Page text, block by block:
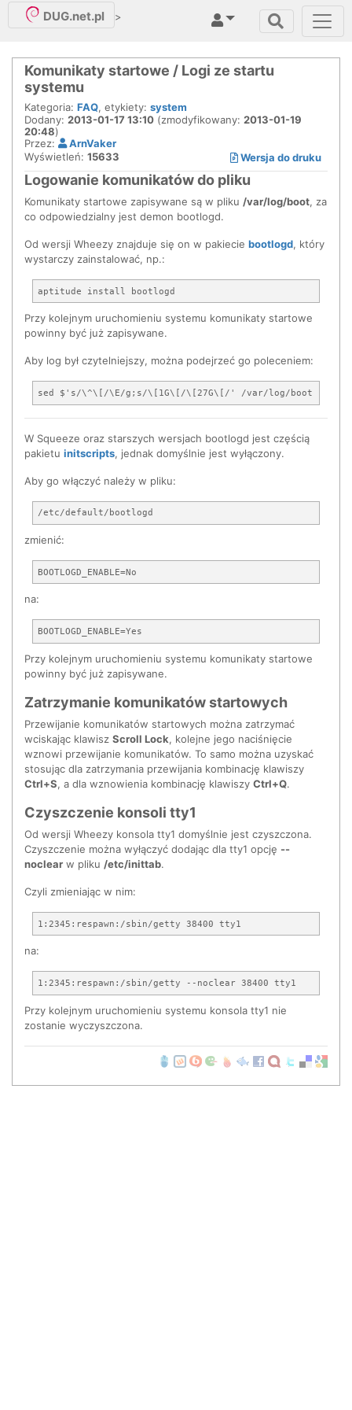
DUG.net.pl >
Komunikaty startowe / Logi ze startu
systemu
Kategoria: FAQ, etykiety: system
Dodany: 2013-01-17 13:10 (zmodyfikowany: 2013-01-19
20:48)
Przez:
ArnVaker
Wersja do druku
Wyświetleń: 15633
Logowanie komunikatów do pliku
Komunikaty startowe zapisywane są w pliku /var/log/boot, za
co odpowiedzialny jest demon bootlogd.
Od wersji Wheezy znajduje się on w pakiecie bootlogd, który
wystarczy zainstalować, np.:
Przy kolejnym uruchomieniu systemu komunikaty startowe
powinny być już zapisywane.
Aby log był czytelniejszy, można podejrzeć go poleceniem:
W Squeeze oraz starszych wersjach bootlogd jest częścią
pakietu initscripts, jednak domyślnie jest wyłączony.
Aby go włączyć należy w pliku:
zmienić:
na:
Przy kolejnym uruchomieniu systemu komunikaty startowe
powinny być już zapisywane.
Zatrzymanie komunikatów startowych
Przewijanie komunikatów startowych można zatrzymać
wciskając klawisz Scroll Lock, kolejne jego naciśnięcie
wznowi przewijanie komunikatów. To samo można uzyskać
stosując dla zatrzymania przewijania kombinację klawiszy
Ctrl+S, a dla wznowienia kombinację klawiszy Ctrl+Q.
Czyszczenie konsoli tty1
Od wersji Wheezy konsola tty1 domyślnie jest czyszczona.
Czyszczenie można wyłączyć dodając dla tty1 opcję --
noclear w pliku /etc/inittab.
Czyli zmieniając w nim:
na:
Przy kolejnym uruchomieniu systemu konsola tty1 nie
zostanie wyczyszczona.